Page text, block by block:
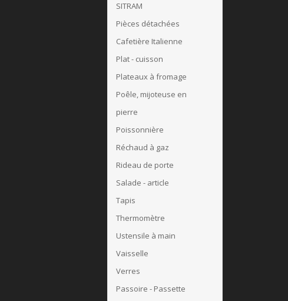
SITRAM
Pièces détachées
Cafetière Italienne
Plat - cuisson
Plateaux à fromage
Poêle, mijoteuse en
pierre
Poissonnière
Réchaud à gaz
Rideau de porte
Salade - article
Tapis
Thermomètre
Ustensile à main
Vaisselle
Verres
Passoire - Passette